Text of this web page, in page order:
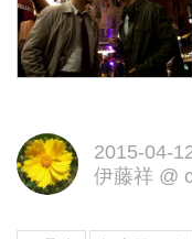
2015-04-
伊藤祥 @